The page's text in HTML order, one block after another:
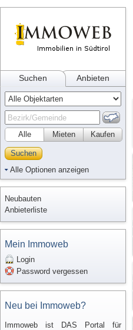
Suchen Anbieten
Alle Kaufen
Mieten
Suchen
Alle Optionen anzeigen
Neubauten
Anbieterliste
Mein Immoweb
Login
Password vergessen
Neu bei Immoweb?
Immoweb ist DAS Portal für